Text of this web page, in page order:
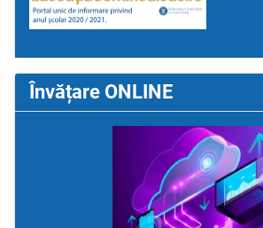
Învățare ONLINE